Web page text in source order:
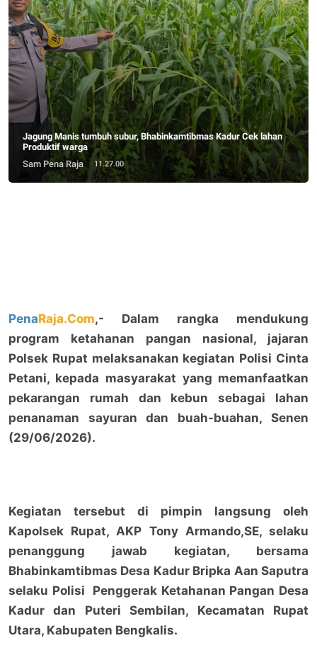
Jagung Manis tumbuh subur, Bhabinkamtibmas Kadur Cek lahan
Produktif warga
Sam Pena Raja
11.27.00
PenaRaja.Com,- Dalam rangka mendukung
program ketahanan pangan nasional, jajaran
Polsek Rupat melaksanakan kegiatan Polisi Cinta
Petani, kepada masyarakat yang memanfaatkan
pekarangan rumah dan kebun sebagai lahan
penanaman sayuran dan buah-buahan, Senen
(29/06/2026).
Kegiatan tersebut di pimpin langsung oleh
Kapolsek Rupat, AKP Tony Armando,SE, selaku
penanggung jawab kegiatan, bersama
Bhabinkamtibmas Desa Kadur Bripka Aan Saputra
selaku Polisi Penggerak Ketahanan Pangan Desa
Kadur dan Puteri Sembilan, Kecamatan Rupat
Utara, Kabupaten Bengkalis.